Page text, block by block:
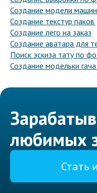
Создание модели
Создание текстур
Создание лего на заказ
Создание аватара для
Поиск эскиза тату по
Создание модельки
любимых
Стать